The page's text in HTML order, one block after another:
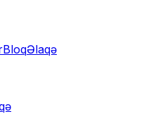
BloqƏlaqə